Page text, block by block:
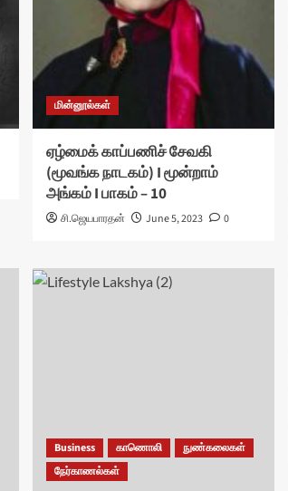
மின்னூல்கள்
ஏழ்மைக் காப்பணிச் சேவகி
(மூவங்க நாடகம்) I மூன்றாம்
அங்கம் I பாகம் – 10
சி.ஜெயபாரதன் June 5, 2023 0
Business காணொலி
நுண்கலைகள்
நேர்காணல்கள்